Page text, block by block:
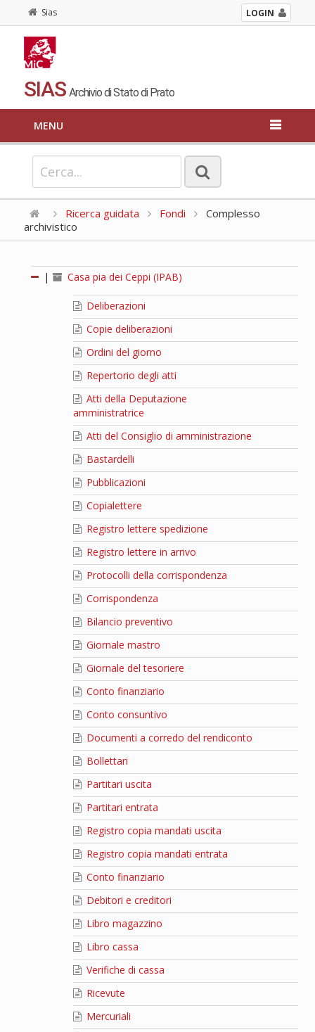
Sias LOGIN
SIAS Archivio di Stato di Prato
MENU
Ricerca guidata Fondi
Complesso
archivistico
| Casa pia dei Ceppi (IPAB)
Deliberazioni
Copie deliberazioni
Ordini del giorno
Repertorio degli atti
Atti della Deputazione
amministratrice
Atti del Consiglio di amministrazione
Bastardelli
Pubblicazioni
Copialettere
Registro lettere spedizione
Registro lettere in arrivo
Protocolli della corrispondenza
Corrispondenza
Bilancio preventivo
Giornale mastro
Giornale del tesoriere
Conto finanziario
Conto consuntivo
Documenti a corredo del rendiconto
Bollettari
Partitari uscita
Partitari entrata
Registro copia mandati uscita
Registro copia mandati entrata
Conto finanziario
Debitori e creditori
Libro magazzino
Libro cassa
Verifiche di cassa
Ricevute
Mercuriali